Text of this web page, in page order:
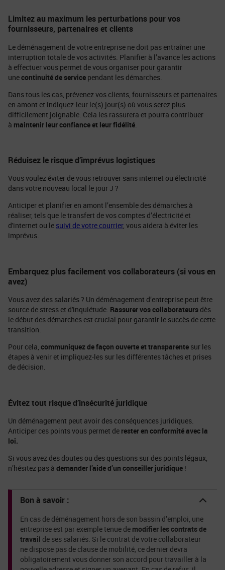
Limitez au maximum les perturbations pour vos
fournisseurs, partenaires et clients
Le déménagement de votre entreprise ne doit pas entraîner une
interruption totale de vos activités. Planifier à l’avance les actions
à effectuer vous permet de vous organiser pour garantir
unecontinuité de service pendant les démarches.
Dans tous les cas, prévenez vos clients, fournisseurs et partenaires
en amont et indiquez-leur le(s) jour(s) où vous serez plus
difficilement joignable. Cela les rassurera et pourra contribuer
à maintenir leur confiance et leur fidélité
Réduisez le risque d’imprévus logistiques
Vous voulez éviter de vous retrouver sans internet ou électricité
dans votre nouveau local le jour J ?
Anticiper et planifier en amont l’ensemble des démarches à
réaliser, tels que le transfert de vos comptes d’électricité et
d'internet ou le suivi de votre courrier, vous aidera à éviter les
imprévus.
Embarquez plus facilement vos collaborateurs (si vous en
avez)
Vous avez des salariés ? Un déménagement d’entreprise peut être
source de stress et d'inquiétude. Rassurer vos collaborateurs dès
le début des démarches est crucial pour garantir le succès de cette
transition.
Pour cela, communiquez de façon ouverte et transparente sur les
étapes à venir et impliquez-les sur les différentes tâches et prises
de décision.
Évitez tout risque d’insécurité juridique
Un déménagement peut avoir des conséquences juridiques.
Anticiper ces points vous permet de rester en conformité avec la
loi.
Si vous avez des doutes ou des questions sur des points légaux,
n’hésitez pas à demander l’aide d’un conseiller juridique !
Bon à savoir :
En cas de déménagement hors de son bassin d’emploi, une
entreprise est par exemple tenue de modifier les contrats de
travail de ses salariés. Si le contrat de votre collaborateur
ne dispose pas de clause de mobilité, ce dernier devra
obligatoirement vous donner son accord pour travailler à la